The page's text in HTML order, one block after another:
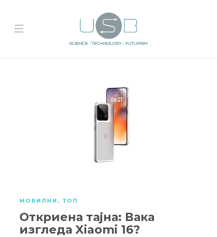
МОБИЛНИ , ТОП
Откриена тајна: Вака
изгледа Xiaomi 16?